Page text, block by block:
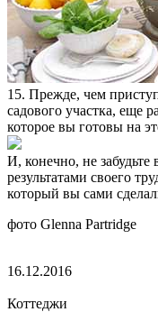
15. Прежде, чем
садового участка, еще
которое вы готовы на
И, конечно, не
результатами своего
который вы сами
фото Glenna Partridge
16.12.2016
Коттеджи